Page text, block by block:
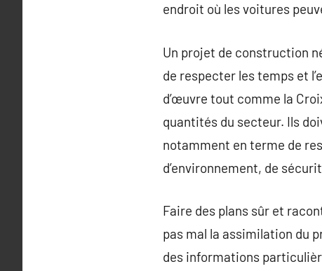
endroit où les voitures
Un projet de construction
de respecter les temps et
d’œuvre tout comme la
quantités du secteur. Ils
notamment en terme de
d’environnement, de
Faire des plans sûr et
pas mal la assimilation du
des informations